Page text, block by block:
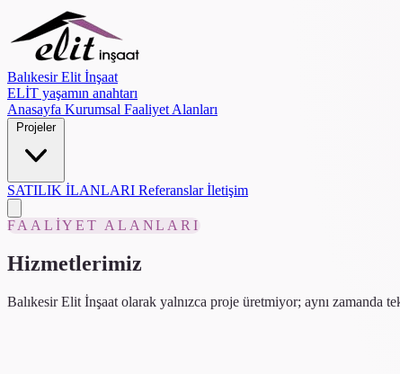
Balıkesir Elit İnşaat
ELİT yaşamın anahtarı
Anasayfa Kurumsal Faaliyet Alanları
Projeler
SATILIK İLANLARI Referanslarİletişim
FAALIYET ALANLARI
Hizmetlerimiz
Balıkesir Elit İnşaat olarak yalnızca proje üretmiyor; aynı zamanda